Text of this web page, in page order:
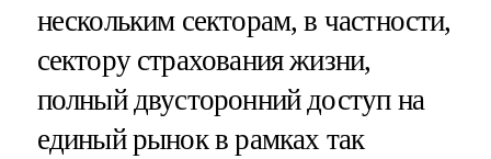
нескольким секторам, в частности,
сектору страхования жизни,
полный двусторонний доступ на
единый рынок в рамках так